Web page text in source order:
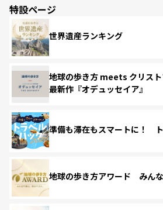
特設ページ
世界遺産ランキング
地球の歩き方 meets クリス
最新作『オデュッセイア』
準備も滞在もスマートに！
地球の歩き方アワード みんな